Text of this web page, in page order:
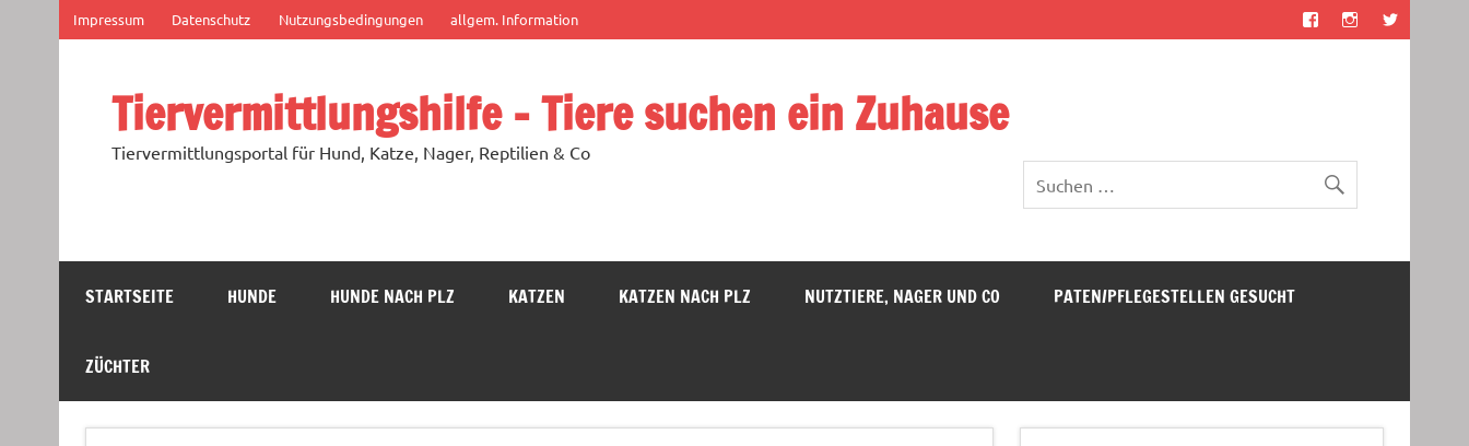
springen
Impressum Datenschutz Nutzungsbedingungen allgem. Information
Tiervermittlungshilfe – Tiere suchen ein Zuhause
Tiervermittlungsportal für Hund, Katze, Nager, Reptilien & Co
STARTSEITE HUNDE HUNDE NACH PLZ KATZEN KATZEN NACH PLZ NUTZTIERE, NAGER UND CO PATEN/PFLEGESTELLEN GESUCHT
ZÜCHTER